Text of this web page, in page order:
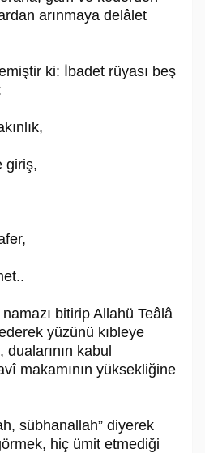
arınmaya delâlet
ki: İbadet rüyası beş
giriş,
bitirip Allahü Teâlâ
yüzünü kıbleye
kabul
makamının yüksekliğine
sübhanallah” diyerek
hiç ümit etmediği